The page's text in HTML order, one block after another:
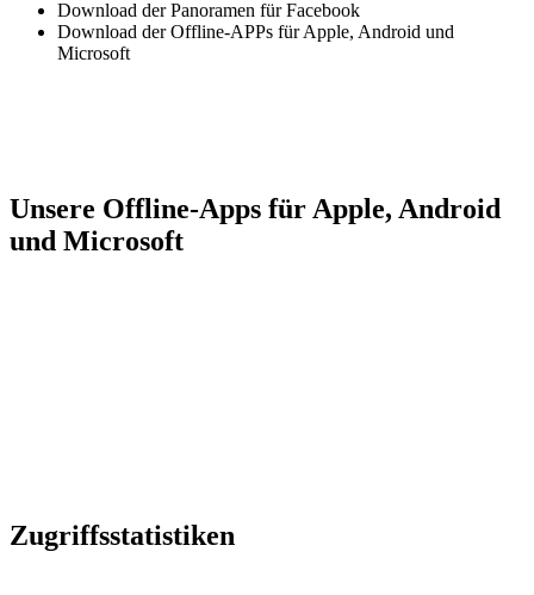
Download der Panoramen für Facebook
Download der Offline-APPs für Apple, Android und
Microsoft
Unsere Offline-Apps für Apple, Android
und Microsoft
Zugriffsstatistiken